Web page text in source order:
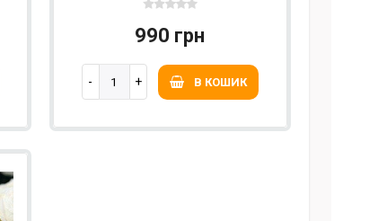
990 грн
В КОШИК